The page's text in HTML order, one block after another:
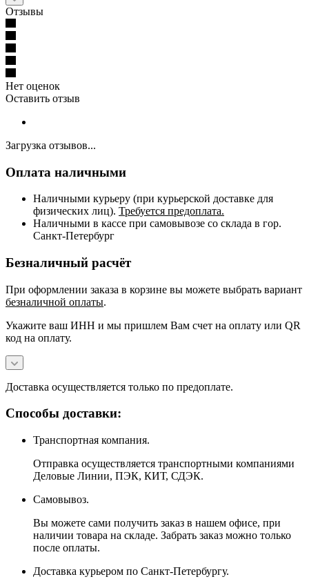
Отзывы
Нет оценок
Оставить отзыв
Загрузка отзывов...
Оплата наличными
Наличными курьеру (при курьерской доставке для
физических лиц). Требуется предоплата.
Наличными в кассе при самовывозе со склада в гор.
Санкт-Петербург
Безналичный расчёт
При оформлении заказа в корзине вы можете выбрать вариант
безналичной оплаты.
Укажите ваш ИНН и мы пришлем Вам счет на оплату или QR
код на оплату.
Доставка осуществляется только по предоплате.
Способы доставки:
Транспортная компания.
Отправка осуществляется транспортными компаниями
Деловые Линии, ПЭК, КИТ, СДЭК.
Самовывоз.
Вы можете сами получить заказ в нашем офисе, при
наличии товара на складе. Забрать заказ можно только
после оплаты.
Доставка курьером по Санкт-Петербургу.